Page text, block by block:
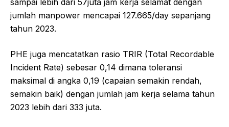
sampai lebih dari 57juta jam kerja selamat dengan
jumlah manpower mencapai 127.665/day sepanjang
tahun 2023.
PHE juga mencatatkan rasio TRIR (Total Recordable
Incident Rate) sebesar 0,14 dimana toleransi
maksimal di angka 0,19 (capaian semakin rendah,
semakin baik) dengan jumlah jam kerja selama tahun
2023 lebih dari 333 juta.